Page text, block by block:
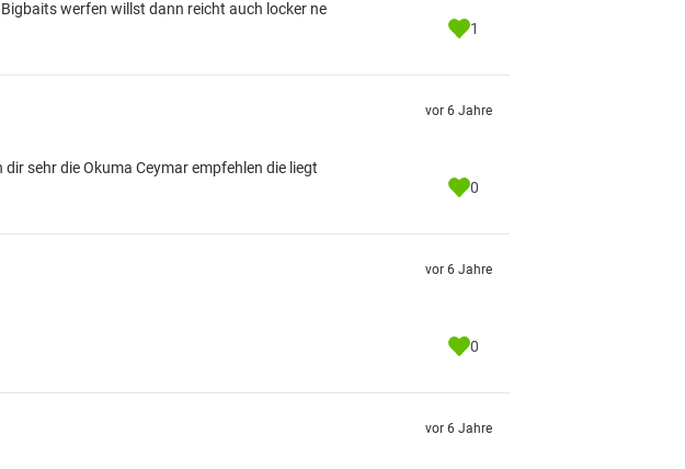
werfen willst dann reicht auch locker ne
1
sehr die Okuma Ceymar empfehlen die liegt
vor 6 Jahre
0
vor 6 Jahre
0
vor 6 Jahre